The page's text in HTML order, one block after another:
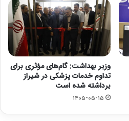
وزیر بهداشت: گام‌های مؤثری برای
تداوم خدمات پزشکی در شیراز
برداشته شده است
۱۴۰۵-۰۵-۱۵